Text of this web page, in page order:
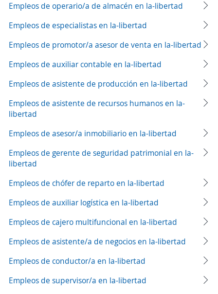
Empleos de operario/a de almacén en la-libertad
Empleos de especialistas en la-libertad
Empleos de promotor/a asesor de venta en la-libertad
Empleos de auxiliar contable en la-libertad
Empleos de asistente de producción en la-libertad
Empleos de asistente de recursos humanos en la-
libertad
Empleos de asesor/a inmobiliario en la-libertad
Empleos de gerente de seguridad patrimonial en la-
libertad
Empleos de chófer de reparto en la-libertad
Empleos de auxiliar logística en la-libertad
Empleos de cajero multifuncional en la-libertad
Empleos de asistente/a de negocios en la-libertad
Empleos de conductor/a en la-libertad
Empleos de supervisor/a en la-libertad